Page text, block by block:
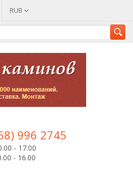
RUB
996 2745
- 17.00
- 16.00